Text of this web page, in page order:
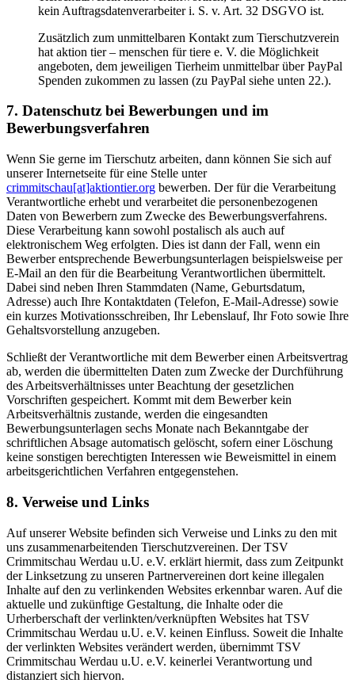
kein Auftragsdatenverarbeiter i. S. v. Art. 32 DSGVO ist.
Zusätzlich zum unmittelbaren Kontakt zum Tierschutzverein
hat aktion tier – menschen für tiere e. V. die Möglichkeit
angeboten, dem jeweiligen Tierheim unmittelbar über PayPal
Spenden zukommen zu lassen (zu PayPal siehe unten 22.).
7. Datenschutz bei Bewerbungen und im
Bewerbungsverfahren
Wenn Sie gerne im Tierschutz arbeiten, dann können Sie sich auf
unserer Internetseite für eine Stelle unter
crimmitschau[at]aktiontier.org bewerben. Der für die Verarbeitung
Verantwortliche erhebt und verarbeitet die personenbezogenen
Daten von Bewerbern zum Zwecke des Bewerbungsverfahrens.
Diese Verarbeitung kann sowohl postalisch als auch auf
elektronischem Weg erfolgten. Dies ist dann der Fall, wenn ein
Bewerber entsprechende Bewerbungsunterlagen beispielsweise per
E-Mail an den für die Bearbeitung Verantwortlichen übermittelt.
Dabei sind neben Ihren Stammdaten (Name, Geburtsdatum,
Adresse) auch Ihre Kontaktdaten (Telefon, E-Mail-Adresse) sowie
ein kurzes Motivationsschreiben, Ihr Lebenslauf, Ihr Foto sowie Ihre
Gehaltsvorstellung anzugeben.
Schließt der Verantwortliche mit dem Bewerber einen Arbeitsvertrag
ab, werden die übermittelten Daten zum Zwecke der Durchführung
des Arbeitsverhältnisses unter Beachtung der gesetzlichen
Vorschriften gespeichert. Kommt mit dem Bewerber kein
Arbeitsverhältnis zustande, werden die eingesandten
Bewerbungsunterlagen sechs Monate nach Bekanntgabe der
schriftlichen Absage automatisch gelöscht, sofern einer Löschung
keine sonstigen berechtigten Interessen wie Beweismittel in einem
arbeitsgerichtlichen Verfahren entgegenstehen.
8. Verweise und Links
Auf unserer Website befinden sich Verweise und Links zu den mit
uns zusammenarbeitenden Tierschutzvereinen. Der TSV
Crimmitschau Werdau u.U. e.V. erklärt hiermit, dass zum Zeitpunkt
der Linksetzung zu unseren Partnervereinen dort keine illegalen
Inhalte auf den zu verlinkenden Websites erkennbar waren. Auf die
aktuelle und zukünftige Gestaltung, die Inhalte oder die
Urherberschaft der verlinkten/verknüpften Websites hat TSV
Crimmitschau Werdau u.U. e.V. keinen Einfluss. Soweit die Inhalte
der verlinkten Websites verändert werden, übernimmt TSV
Crimmitschau Werdau u.U. e.V. keinerlei Verantwortung und
distanziert sich hiervon.